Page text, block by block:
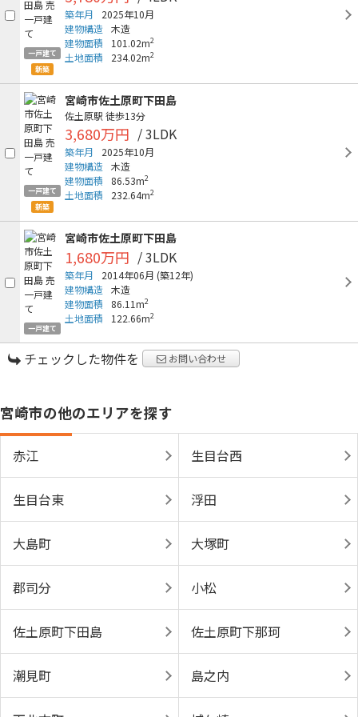
一戸建て
新築
築年月
2025年10月
建物構造 木造
建物面積
101.02m2
土地面積 234.02m2
一戸建て
新築
宮崎市佐土原町下田島
佐土原駅 徒歩13分
3,680万円 / 3LDK
築年月
2025年10月
建物構造 木造
建物面積
86.53m2
土地面積 232.64m2
一戸建て
宮崎市佐土原町下田島
1,680万円 / 3LDK
築年月 2014年06月 (築12年)
建物構造 木造
建物面積
86.11m2
土地面積 122.66m2
チェックした物件を お問い合わせ
宮崎市の他のエリアを探す
赤江 生目台西
生目台東 浮田
大島町 大塚町
郡司分 小松
佐土原町下田島 佐土原町下那珂
潮見町 島之内